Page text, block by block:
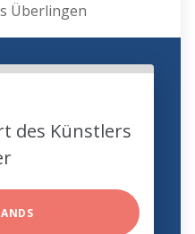
Überlingen
des Künstlers